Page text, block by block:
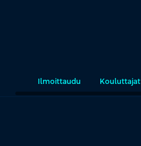
Ilmoittaudu Kouluttajat